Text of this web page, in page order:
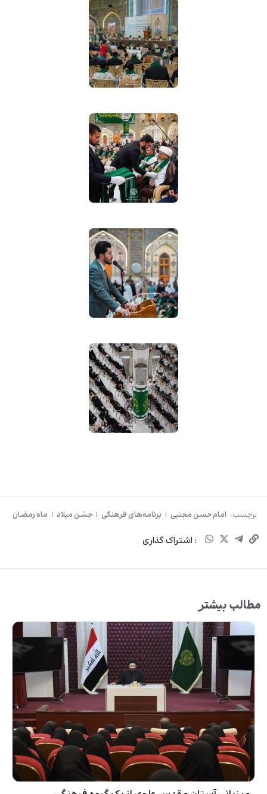
برچسب: امام حسن مجتبی | برنامه‌های فرهنگی | جشن میلاد | ماه رمضان
: اشتراک گذاری
مطالب بیشتر